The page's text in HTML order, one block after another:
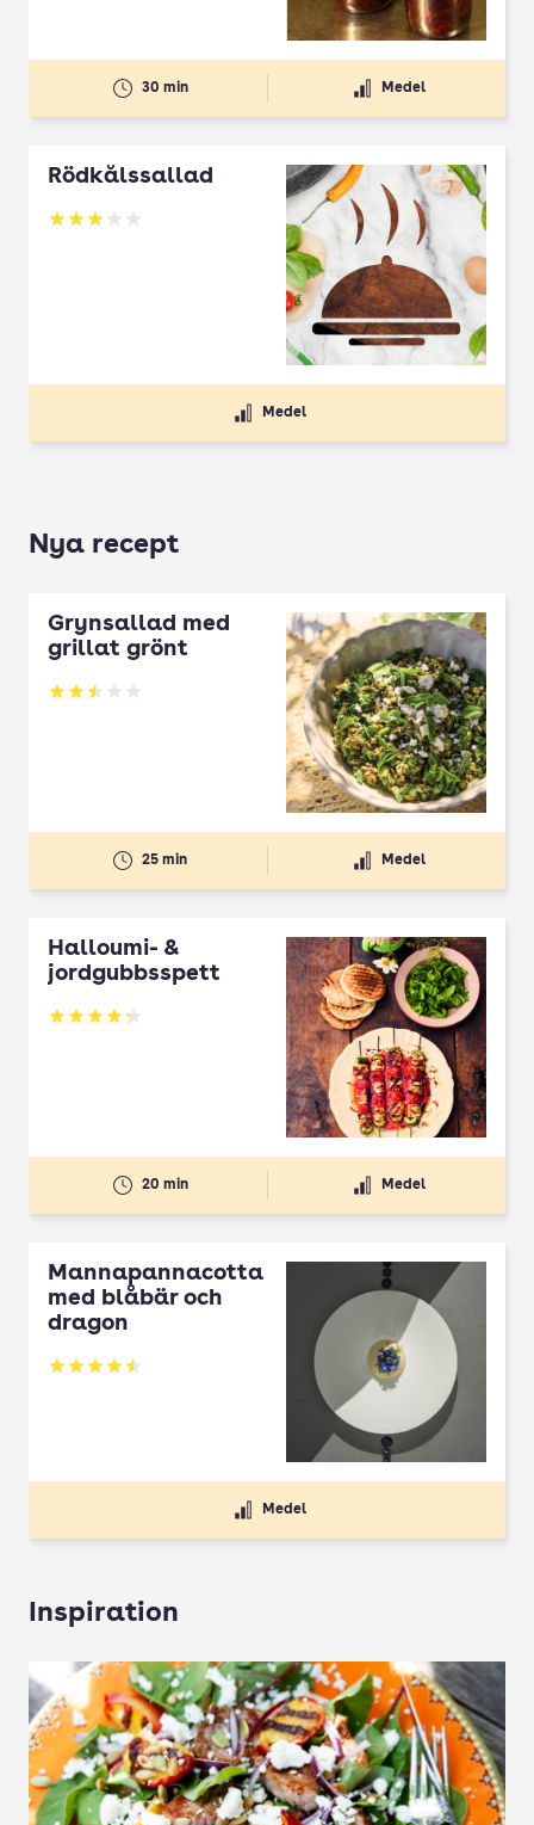
30 min Medel
Rödkålssallad
Betyg: 3 av 5
Medel
Nya recept
Grynsallad med
grillat grönt
Betyg: 2.5 av 5
25 min Medel
Halloumi- &
jordgubbsspett
Betyg: 4.3 av 5
20 min Medel
Mannapannacotta
med blåbär och
dragon
Betyg: 4.5 av 5
Medel
Inspiration